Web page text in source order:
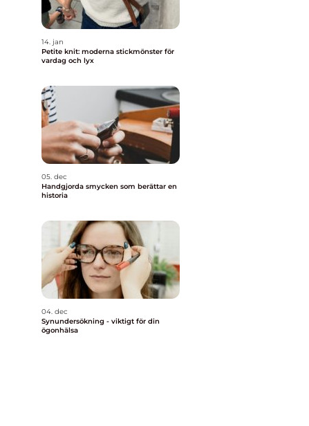
14. jan
Petite knit: moderna stickmönster för
vardag och lyx
05. dec
Handgjorda smycken som berättar en
historia
04. dec
Synundersökning - viktigt för din
ögonhälsa